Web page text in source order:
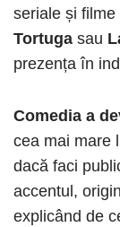
seriale și
Tortuga sau
prezența în
Comedia a
cea mai mare
dacă faci
accentul,
explicând de